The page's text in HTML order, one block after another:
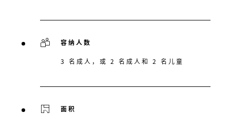
容纳人数
3 名成人，或 2 名成人和 2 名儿童
面积